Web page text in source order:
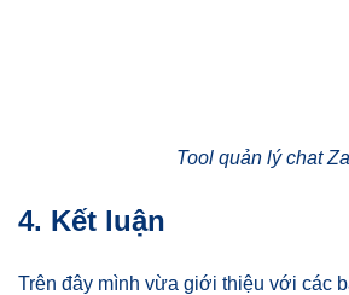
Tool quản lý chat
4. Kết luận
Trên đây mình vừa giới thiệu với các